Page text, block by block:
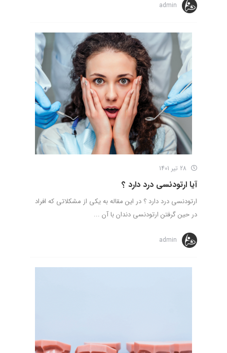
admin
آیا ارتودنسی درد دارد ؟
ارتودنسی درد دارد ؟ در این مقاله به یکی از مشکلاتی که افراد
در حین گرفتن ارتودنسی دندان با آن ...
admin